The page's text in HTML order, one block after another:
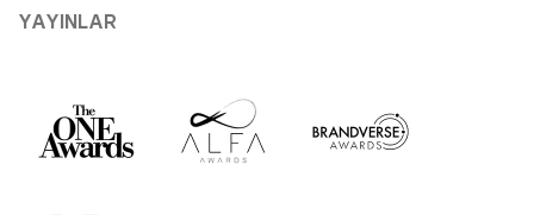
YAYINLAR